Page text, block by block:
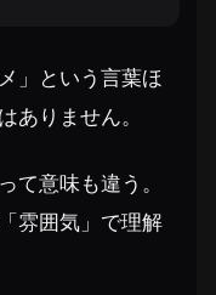
」という言葉ほ
ありません。
て意味も違う。
雰囲気」で理解